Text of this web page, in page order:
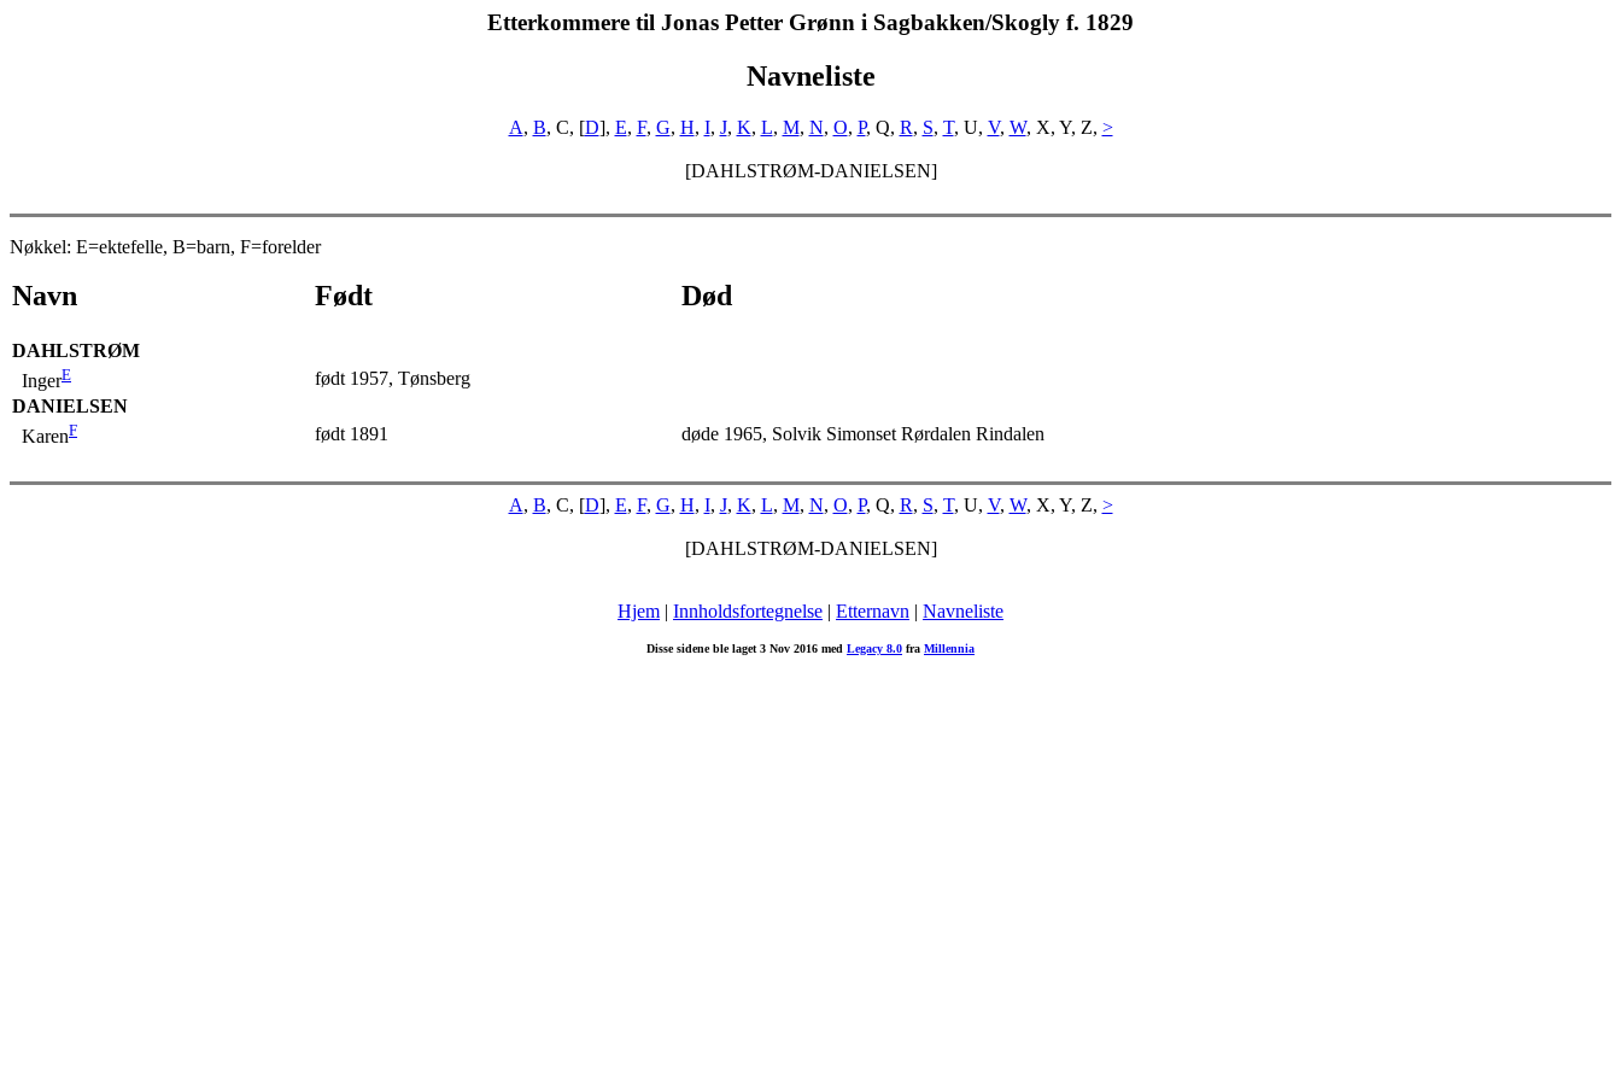
Etterkommere til Jonas Petter Grønn i Sagbakken/Skogly f. 1829
Navneliste
A, B, C, [D], E, F, G, H, I, J, K, L, M, N, O, P, Q, R, S, T, U, V, W, X, Y, Z, >
[DAHLSTRØM-DANIELSEN]
Nøkkel: E=ektefelle, B=barn, F=forelder
Navn Født Død
DAHLSTRØM
IngerE
født 1957, Tønsberg
DANIELSEN
KarenF født 1891 døde 1965, Solvik Simonset Rørdalen Rindalen
A, B, C, [D], E, F, G, H, I, J, K, L, M, N, O, P, Q, R, S, T, U, V, W, X, Y, Z, >
[DAHLSTRØM-DANIELSEN]
Hjem | Innholdsfortegnelse | Etternavn | Navneliste
Disse sidene ble laget 3 Nov 2016 med Legacy 8.0 fra Millennia